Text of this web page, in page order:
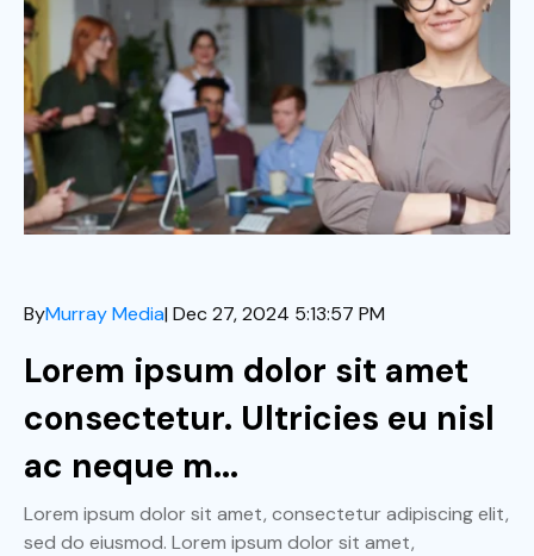
ByMurray Media| Dec 27, 2024 5:13:57 PM
Lorem ipsum dolor sit amet
consectetur. Ultricies eu nisl
ac neque m...
Lorem ipsum dolor sit amet, consectetur adipiscing elit,
sed do eiusmod. Lorem ipsum dolor sit amet,